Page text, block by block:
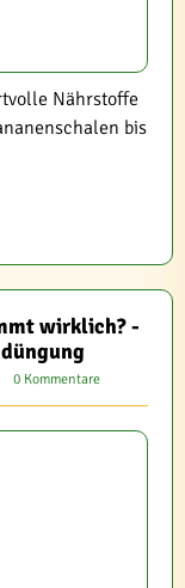
Nährstoffe
bis
wirklich? -
0 Kommentare